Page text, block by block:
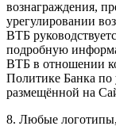
вознаграждения,
урегулировании
ВТБ
подробную
ВТБ в отношении
Политике Банка по
размещённой на
8. Любые